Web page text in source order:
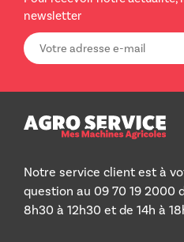
newsletter
Notre service client est à
question au 09 70 19 2000
8h30 à 12h30 et de 14h à